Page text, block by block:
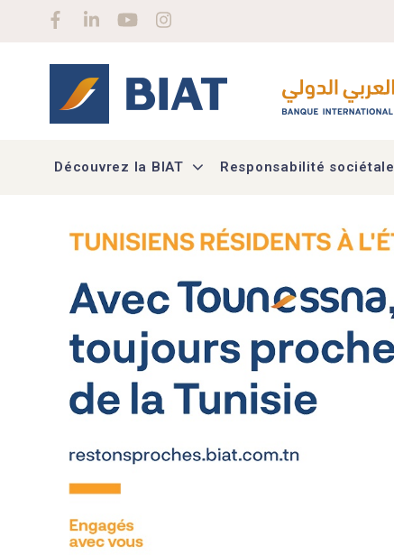
Aller au contenu principal
Social menu
Découvrez la BIAT Responsabilité sociétale